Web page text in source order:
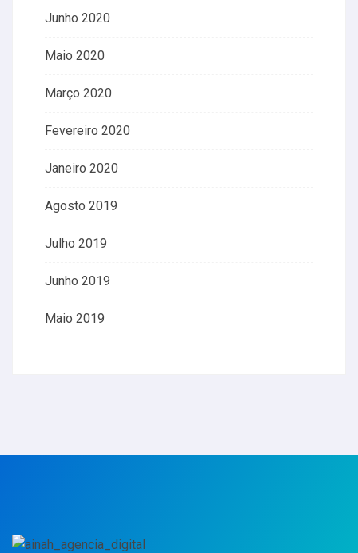
Junho 2020
Maio 2020
Março 2020
Fevereiro 2020
Janeiro 2020
Agosto 2019
Julho 2019
Junho 2019
Maio 2019